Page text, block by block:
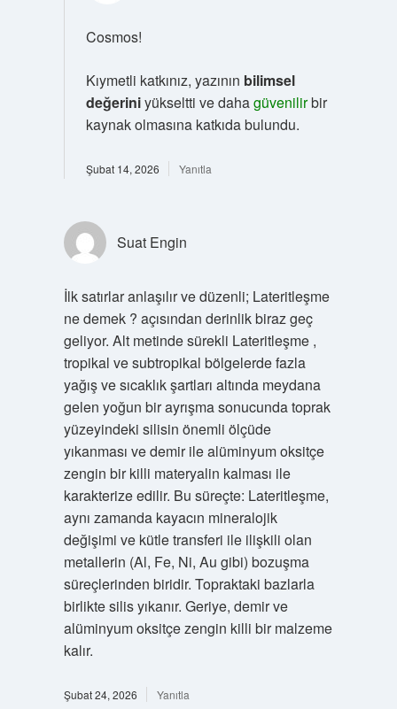
Cosmos!
Kıymetli katkınız, yazının bilimsel
değeriniyükseltti ve dahagüvenilirbir
kaynak olmasına katkıda bulundu.
Şubat 14, 2026 Yanıtla
Suat Engin
İlk satırlar anlaşılır ve düzenli; Lateritleşme
ne demek ? açısından derinlik biraz geç
geliyor. Alt metinde sürekli Lateritleşme ,
tropikal ve subtropikal bölgelerde fazla
yağış ve sıcaklık şartları altında meydana
gelen yoğun bir ayrışma sonucunda toprak
yüzeyindeki silisin önemli ölçüde
yıkanması ve demir ile alüminyum oksitçe
zengin bir killi materyalin kalması ile
karakterize edilir. Bu süreçte: Lateritleşme,
aynı zamanda kayacın mineralojik
değişimi ve kütle transferi ile ilişkili olan
metallerin (Al, Fe, Ni, Au gibi) bozuşma
süreçlerinden biridir. Topraktaki bazlarla
birlikte silis yıkanır. Geriye, demir ve
alüminyum oksitçe zengin killi bir malzeme
kalır.
Şubat 24, 2026 Yanıtla